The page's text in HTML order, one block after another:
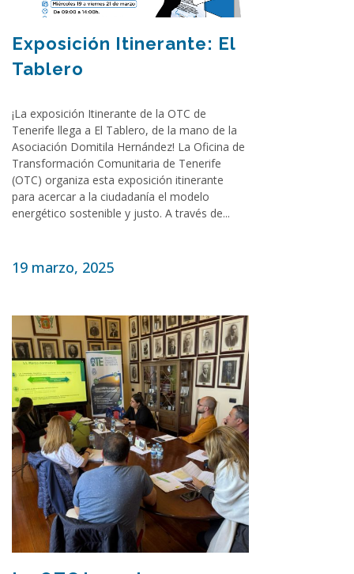
Exposición Itinerante: El
Tablero
¡La exposición Itinerante de la OTC de
Tenerife llega a El Tablero, de la mano de la
Asociación Domitila Hernández! La Oficina de
Transformación Comunitaria de Tenerife
(OTC) organiza esta exposición itinerante
para acercar a la ciudadanía el modelo
energético sostenible y justo. A través de...
19 marzo, 2025